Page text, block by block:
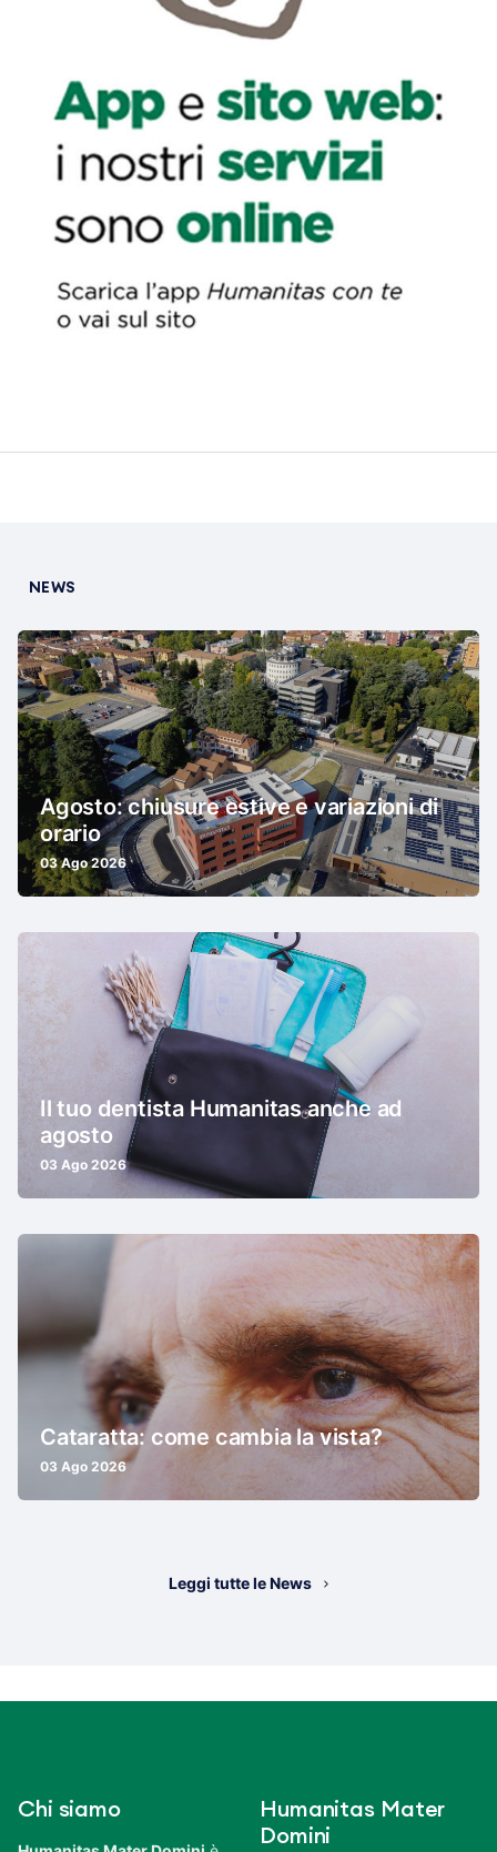
NEWS
Agosto: chiusure estive e variazioni di
orario
03 Ago 2026
Il tuo dentista Humanitas anche ad
agosto
03 Ago 2026
Cataratta: come cambia la vista?
03 Ago 2026
Leggi tutte le News
Chi siamo
Humanitas Mater
Domini